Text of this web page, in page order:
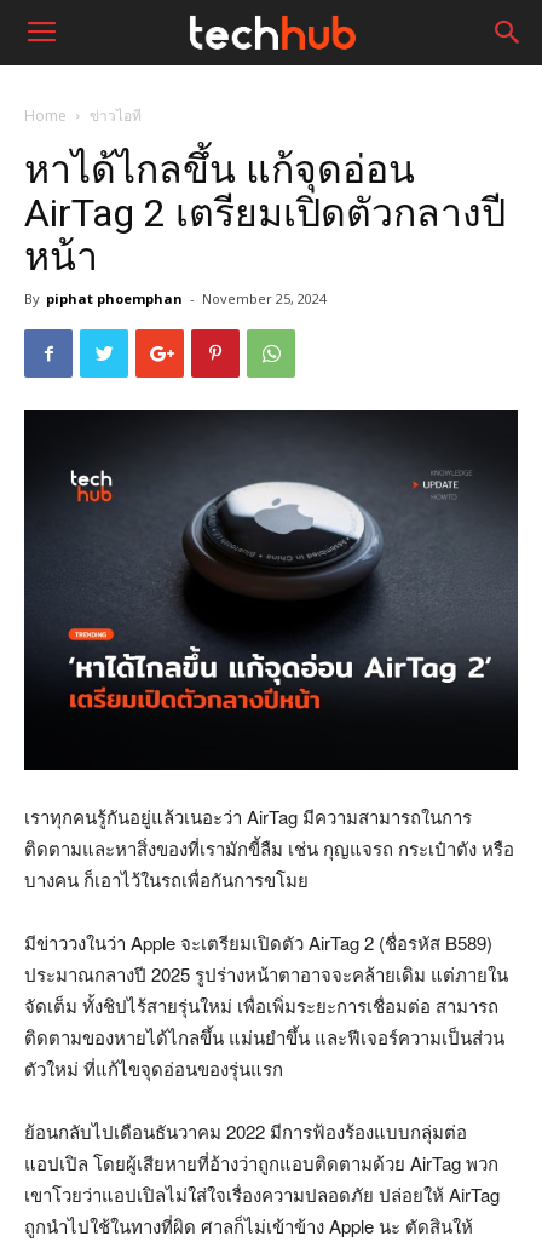
Home ข่าวไอที
หาได้ไกลขึ้น แก้จุดอ่อน
AirTag 2 เตรียมเปิดตัวกลางปี
หน้า
By piphat phoemphan - November 25, 2024
เราทุกคนรู้กันอยู่แล้วเนอะว่า AirTag มีความสามารถในการ
ติดตามและหาสิ่งของที่เรามักขี้ลืม เช่น กุญแจรถ กระเป๋าตัง หรือ
บางคน ก็เอาไว้ในรถเพื่อกันการขโมย
มีข่าววงในว่า Apple จะเตรียมเปิดตัว AirTag 2 (ชื่อรหัส B589)
ประมาณกลางปี 2025 รูปร่างหน้าตาอาจจะคล้ายเดิม แต่ภายใน
จัดเต็ม ทั้งชิปไร้สายรุ่นใหม่ เพื่อเพิ่มระยะการเชื่อมต่อ สามารถ
ติดตามของหายได้ไกลขึ้น แม่นยำขึ้น และฟีเจอร์ความเป็นส่วน
ตัวใหม่ ที่แก้ไขจุดอ่อนของรุ่นแรก
ย้อนกลับไปเดือนธันวาคม 2022 มีการฟ้องร้องแบบกลุ่มต่อ
แอปเปิล โดยผู้เสียหายที่อ้างว่าถูกแอบติดตามด้วย AirTag พวก
เขาโวยว่าแอปเปิลไม่ใส่ใจเรื่องความปลอดภัย ปล่อยให้ AirTag
ถูกนำไปใช้ในทางที่ผิด ศาลก็ไม่เข้าข้าง Apple นะ ตัดสินให้